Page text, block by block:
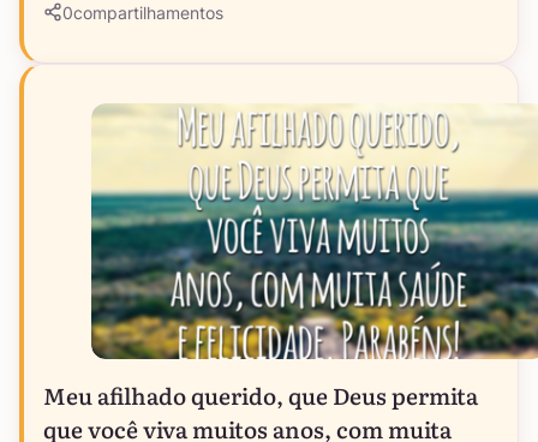
0compartilhamentos
Meu afilhado querido, que Deus permita
que você viva muitos anos, com muita